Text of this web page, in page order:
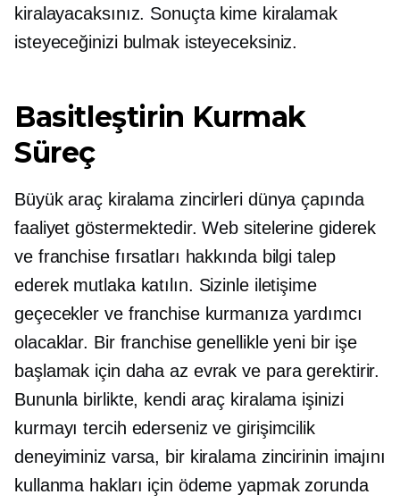
kiralayacaksınız. Sonuçta kime kiralamak
isteyeceğinizi bulmak isteyeceksiniz.
Basitleştirin Kurmak
Süreç
Büyük araç kiralama zincirleri dünya çapında
faaliyet göstermektedir. Web sitelerine giderek
ve franchise fırsatları hakkında bilgi talep
ederek mutlaka katılın. Sizinle iletişime
geçecekler ve franchise kurmanıza yardımcı
olacaklar. Bir franchise genellikle yeni bir işe
başlamak için daha az evrak ve para gerektirir.
Bununla birlikte, kendi araç kiralama işinizi
kurmayı tercih ederseniz ve girişimcilik
deneyiminiz varsa, bir kiralama zincirinin imajını
kullanma hakları için ödeme yapmak zorunda